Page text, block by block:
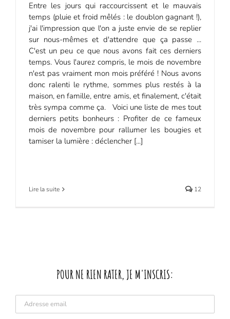
Entre les jours qui raccourcissent et le mauvais
temps (pluie et froid mêlés : le doublon gagnant !),
j'ai l'impression que l'on a juste envie de se replier
sur nous-mêmes et d'attendre que ça passe ...
C'est un peu ce que nous avons fait ces derniers
temps. Vous l'aurez compris, le mois de novembre
n'est pas vraiment mon mois préféré ! Nous avons
donc ralenti le rythme, sommes plus restés à la
maison, en famille, entre amis, et finalement, c'était
très sympa comme ça. Voici une liste de mes tout
derniers petits bonheurs : Profiter de ce fameux
mois de novembre pour rallumer les bougies et
tamiser la lumière : déclencher [...]
Lire la suite 12
POUR NE RIEN RATER, JE M'INSCRIS: